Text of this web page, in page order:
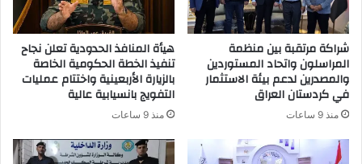
شراكة مرتقبة بين منظمة
المراسلون واتحاد المستوردين
والمصدرين لدعم بيئة الاستثمار
في كردستان العراق
منذ 9 ساعات
هيأة المنافذ الحدودية تعلن نجاح
تنفيذ الخطة الحكومية الخاصة
بالزيارة الأربعينية واختتام عمليات
التفويج بانسيابية عالية
منذ 9 ساعات